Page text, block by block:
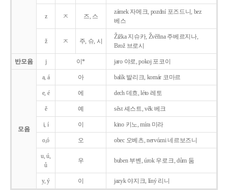
z ㅈ 즈, 스
zámek 자메크, pozdní 포즈드니, bez
베스
ž ㅈ 주, 슈, 시
Žižka 지슈카, Žvěřina 주베르지나,
Brož 브로시
반모음 j 이* jaro 야로, pokoj 포코이
모음
a, á 아 balík 발리크, komár 코마르
e, é 에 dech 데흐, léto 레토
ě 예 sěst 셰스트, věk 베크
i, í 이 kino 키노, míra 미라
o,ó 오 obec 오베츠, nervózni 네르보즈니
u, ú,
ů
우 buben 부벤, úrok 우로크, dům 둠
y, ý 이 jazyk야지크, líný 리니